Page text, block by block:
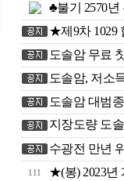
♣불기 2570년
★제9차 1029
도솔암 무료
도솔암, 저소
도솔암 대범
지장도량 도
수광전 만년
111 ★(봉) 2023년